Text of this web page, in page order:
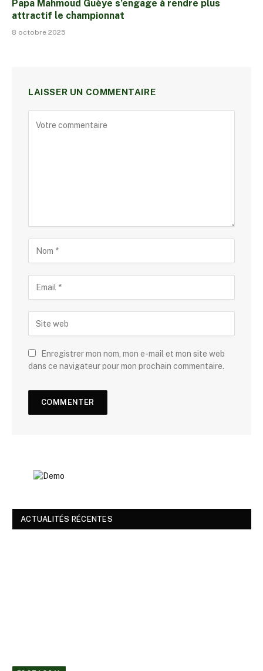
Papa Mahmoud Guèye s’engage à rendre plus
attractif le championnat
8 octobre 2025
LAISSER UN COMMENTAIRE
Enregistrer mon nom, mon e-mail et mon site web
dans ce navigateur pour mon prochain commentaire.
ACTUALITÉS RÉCENTES